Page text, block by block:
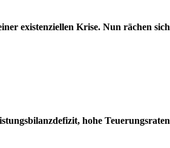
existenziellen Krise. Nun rächen
hohe